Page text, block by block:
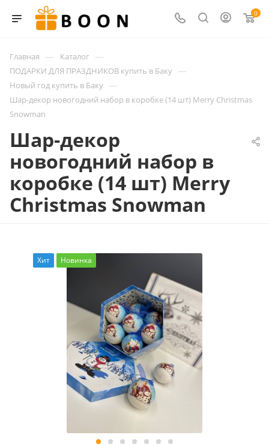
0
Главная — Каталог —
ПОДАРКИ ДЛЯ ПРАЗДНИКОВ купить в Баку —
Новый год купить в Баку —
Шар-декор новогодний набор в коробке (14 шт) Merry Christmas
Snowman
Шар-декор
новогодний набор в
коробке (14 шт) Merry
Christmas Snowman
Хит Новинка